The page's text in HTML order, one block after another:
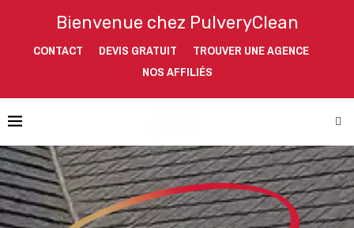
Bienvenue chez PulveryClean
CONTACT DEVIS GRATUIT
TROUVER UNE AGENCE
NOS AFFILIÉS